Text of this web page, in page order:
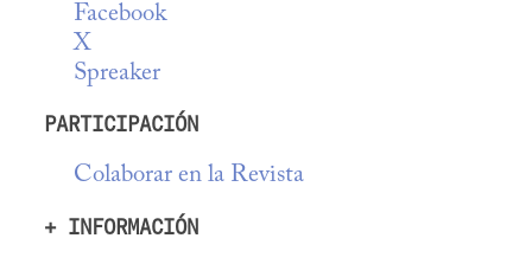
Facebook
X
Spreaker
PARTICIPACIÓN
Colaborar en la Revista
+ INFORMACIÓN